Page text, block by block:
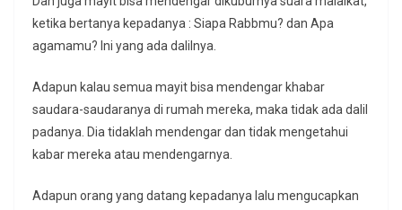
ketika bertanya kepadanya : Siapa Rabbmu? dan Apa
agamamu? Ini yang ada dalilnya.
Adapun kalau semua mayit bisa mendengar khabar
saudara-saudaranya di rumah mereka, maka tidak ada dalil
padanya. Dia tidaklah mendengar dan tidak mengetahui
kabar mereka atau mendengarnya.
Adapun orang yang datang kepadanya lalu mengucapkan